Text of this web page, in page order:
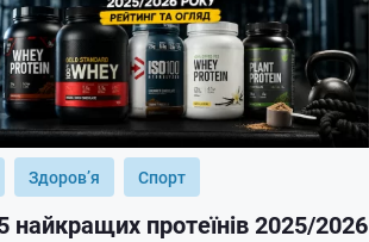
Здоров’я Спорт
протеїнів 2025/2026